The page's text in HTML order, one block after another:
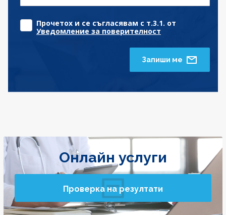
Прочетох и се съгласявам с т.3.1. от
Уведомление за поверителност
Запиши ме
Онлайн услуги
Проверка на резултати